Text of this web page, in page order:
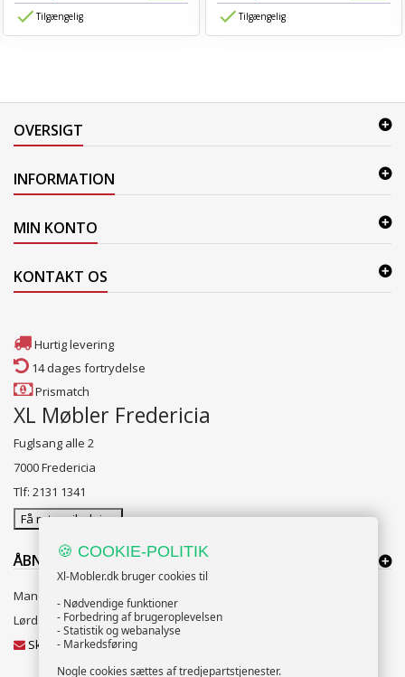
Tilgængelig Tilgængelig
OVERSIGT
INFORMATION
MIN KONTO
KONTAKT OS
Hurtig levering
14 dages fortrydelse
Prismatch
XL Møbler Fredericia
Fuglsang alle 2
7000 Fredericia
Tlf: 2131 1341
Få rutevejledning
ÅBNINGSTIDER:
Mandag til Fredag 10:00 til 18:00
Lørdag og Søndag 10:00 til 16:00
Skriv til vores kundeservice
🍪 COOKIE-POLITIK
Xl-Mobler.dk bruger cookies til
- Nødvendige funktioner
- Forbedring af brugeroplevelsen
- Statistik og webanalyse
- Markedsføring
Nogle cookies sættes af tredjepartstjenester.